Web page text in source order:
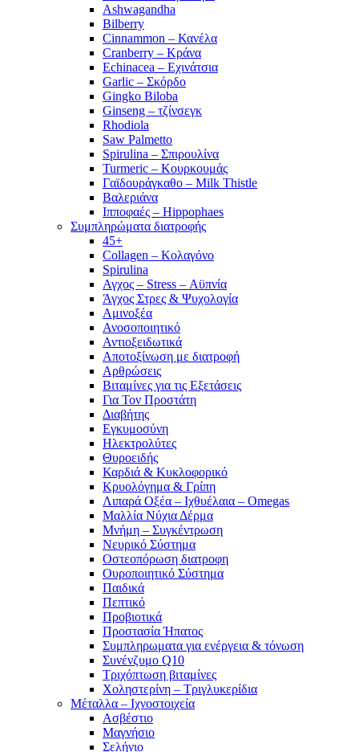
Ashwagandha
Bilberry
Cinnammon – Κανέλα
Cranberry – Κράνα
Echinacea – Εχινάτσια
Garlic – Σκόρδο
Gingko Biloba
Ginseng – τζίνσεγκ
Rhodiola
Saw Palmetto
Spirulina – Σπιρουλίνα
Turmeric – Κουρκουμάς
Γαϊδουράγκαθο – Milk Thistle
Βαλεριάνα
Ιπποφαές – Hippophaes
Συμπληρώματα διατροφής
45+
Collagen – Κολαγόνο
Spirulina
Αγχος – Stress – Αϋπνία
Άγχος Στρες & Ψυχολογία
Αμινοξέα
Ανοσοποιητικό
Αντιοξειδωτικά
Αποτοξίνωση με διατροφή
Αρθρώσεις
Βιταμίνες για τις Εξετάσεις
Για Τον Προστάτη
Διαβήτης
Εγκυμοσύνη
Ηλεκτρολύτες
Θυροειδής
Καρδιά & Κυκλοφορικό
Κρυολόγημα & Γρίπη
Λιπαρά Οξέα – Ιχθυέλαια – Omegas
Μαλλία Νύχια Δέρμα
Μνήμη – Συγκέντρωση
Νευρικό Σύστημα
Οστεοπόρωση διατροφη
Ουροποιητικό Σύστημα
Παιδικά
Πεπτικό
Προβιοτικά
Προστασία Ήπατος
Συμπληρωματα για ενέργεια & τόνωση
Συνένζυμο Q10
Τριχόπτωση βιταμίνες
Χοληστερίνη – Τριγλυκερίδια
Μέταλλα – Ιχνοστοιχεία
Ασβέστιο
Μαγνήσιο
Σελήνιο